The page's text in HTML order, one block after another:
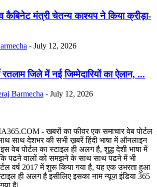
व कैबिनेट मंत्री चेतन्य काश्यप ने किया क्रीड़ा-
- July 12, 2026
रतलाम जिले में नई जिम्मेदारियों का ऐलान, ...
Barmecha - July 12, 2026
- खबरों का फीवर एक समाचार वेब पोर्टल
साथ देशभर की सभी ख़बरें हिंदी भाषा में ऑनलाइन
वेब पोर्टल का स्टाइल ही अलग है, शुद्ध देशी भाषा में
पढने वालों को समझने के साथ साथ पढने में भी
वर्ष 2017 में शुरू किया गया है, यह एक उभरता हुआ
ही अलग है इसीलिए इसका नाम न्यूज़ इंडिया 365
है|